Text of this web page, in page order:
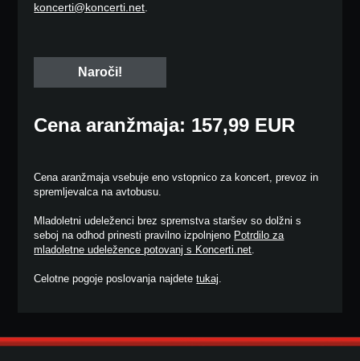
koncerti@koncerti.net.
Cena aranžmaja: 157,99 EUR
Cena aranžmaja vsebuje eno vstopnico za koncert, prevoz in
spremljevalca na avtobusu.
Mladoletni udeleženci brez spremstva staršev so dolžni s
seboj na odhod prinesti pravilno izpolnjeno Potrdilo za
mladoletne udeležence potovanj s Koncerti.net.
Celotne pogoje poslovanja najdetetukaj.